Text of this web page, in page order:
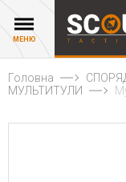
МЕНЮ
Головна
МУЛЬТИТУЛИ